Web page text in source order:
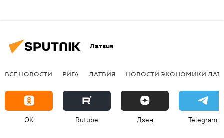
Латвия
ВСЕ НОВОСТИ РИГА ЛАТВИЯ НОВОСТИ ЭКОНОМИКИ
OK Rutube Дзен Telegram